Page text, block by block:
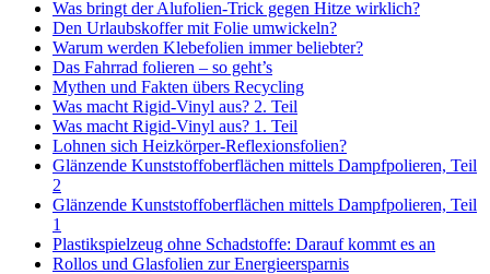
Was bringt der Alufolien-Trick gegen Hitze wirklich?
Den Urlaubskoffer mit Folie umwickeln?
Warum werden Klebefolien immer beliebter?
Das Fahrrad folieren – so geht’s
Mythen und Fakten übers Recycling
Was macht Rigid-Vinyl aus? 2. Teil
Was macht Rigid-Vinyl aus? 1. Teil
Lohnen sich Heizkörper-Reflexionsfolien?
Glänzende Kunststoffoberflächen mittels Dampfpolieren, Teil
2
Glänzende Kunststoffoberflächen mittels Dampfpolieren, Teil
1
Plastikspielzeug ohne Schadstoffe: Darauf kommt es an
Rollos und Glasfolien zur Energieersparnis